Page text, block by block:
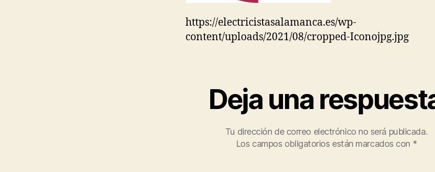
https://electricistasalamanca.es/wp-
content/uploads/2021/08/cropped-Iconojpg.jpg
Deja una
Tu dirección de correo electrónico no será publicada.
Los campos obligatorios están marcados con *